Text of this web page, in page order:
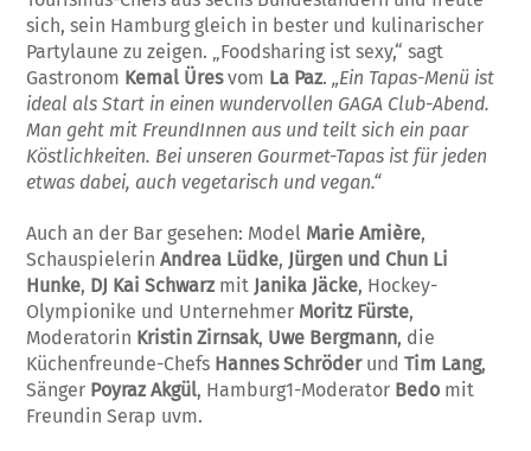
sich, sein Hamburg gleich in bester und kulinarischer
Partylaune zu zeigen. „Foodsharing ist sexy,“ sagt
Gastronom Kemal Üresvom La Paz.„Ein Tapas-Menü ist
ideal als Start in einen wundervollen GAGA Club-Abend.
Man geht mit FreundInnen aus und teilt sich ein paar
Köstlichkeiten. Bei unseren Gourmet-Tapas ist für jeden
etwas dabei, auch vegetarisch und vegan.“
Auch an der Bar gesehen: Model Marie Amière,
SchauspielerinAndrea Lüdke, Jürgen und Chun Li
Hunke, DJ Kai Schwarz mit Janika Jäcke, Hockey-
Olympionike und Unternehmer Moritz Fürste,
Moderatorin Kristin Zirnsak, Uwe Bergmann, die
Küchenfreunde-Chefs Hannes SchröderundTim Lang,
Sänger Poyraz Akgül, Hamburg1-Moderator Bedo mit
Freundin Serap uvm.